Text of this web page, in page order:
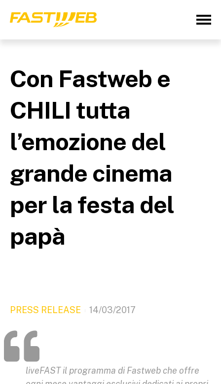
Con Fastweb e
CHILI tutta
l’emozione del
grande cinema
per la festa del
papà
PRESS RELEASE 14/03/2017
liveFAST il programma di Fastweb che offre